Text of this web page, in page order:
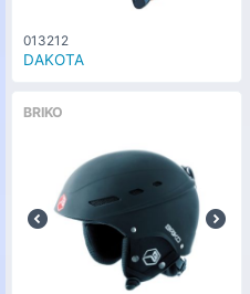
013212
DAKOTA
BRIKO